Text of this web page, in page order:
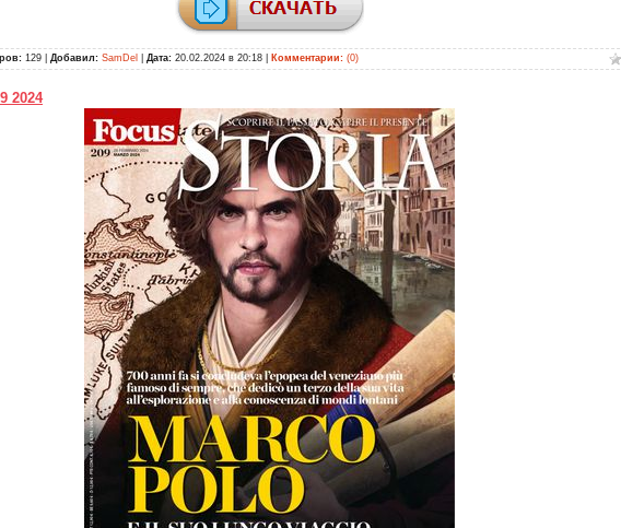
129 | Добавил: SamDel Дата: 20.02.2024 в 20:18 Комментарии: (0)
2024